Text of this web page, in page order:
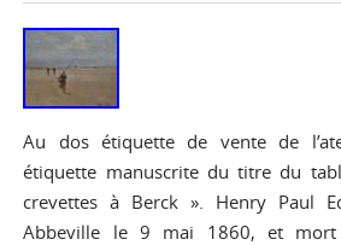
Au dos étiquette de vente de
étiquette manuscrite du titre du
crevettes à Berck ». Henry Paul
Abbeville le 9 mai 1860, et